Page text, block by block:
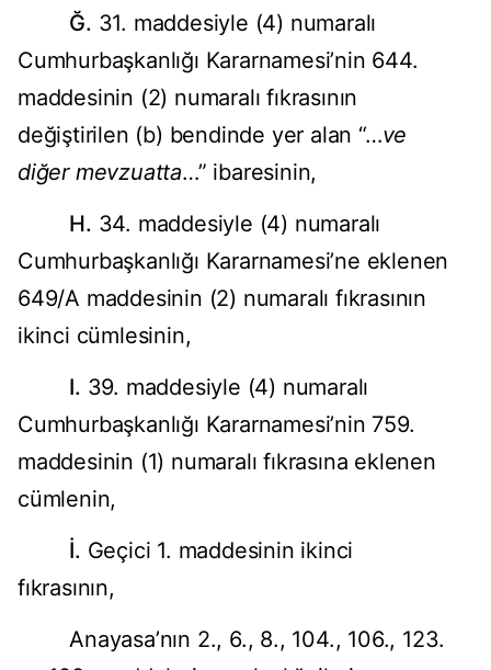
Ğ. 31. maddesiyle (4) numaralı
Cumhurbaşkanlığı Kararnamesi’nin 644.
maddesinin (2) numaralı fıkrasının
değiştirilen (b) bendinde yer alan “…ve
diğer mevzuatta…” ibaresinin,
H. 34. maddesiyle (4) numaralı
Cumhurbaşkanlığı Kararnamesi’ne eklenen
649/A maddesinin (2) numaralı fıkrasının
ikinci cümlesinin,
I. 39. maddesiyle (4) numaralı
Cumhurbaşkanlığı Kararnamesi’nin 759.
maddesinin (1) numaralı fıkrasına eklenen
cümlenin,
İ. Geçici 1. maddesinin ikinci
fıkrasının,
Anayasa’nın 2., 6., 8., 104., 106., 123.